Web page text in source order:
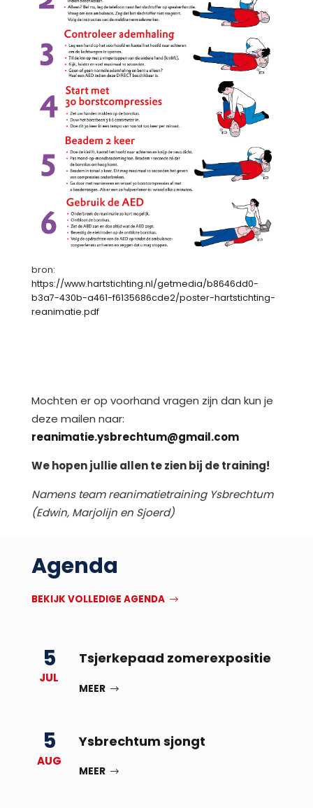
bron:
https://www.hartstichting.nl/getmedia/b8646dd0-
b3a7-430b-a461-f6135686cde2/poster-hartstichting-
reanimatie.pdf
Mochten er op voorhand vragen zijn dan kun je
deze mailen naar:
reanimatie.ysbrechtum@gmail.com
We hopen jullie allen te zien bij de training!
Namens team reanimatietraining Ysbrechtum
(Edwin, Marjolijn en Sjoerd)
Agenda
BEKIJK VOLLEDIGE AGENDA
5
JUL
Tsjerkepaad zomerexpositie
MEER
5
AUG
Ysbrechtum sjongt
MEER